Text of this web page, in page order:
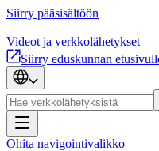
Siirry pääsisältöön
Videot ja verkkolähetykset
Siirry eduskunnan
Ohita navigointivalikko